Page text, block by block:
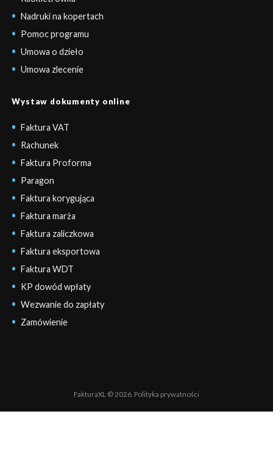
Nadruki na kopertach
Pomoc programu
Umowa o dzieło
Umowa zlecenie
Wystaw dokumenty online
Faktura VAT
Rachunek
Faktura Proforma
Paragon
Faktura korygująca
Faktura marża
Faktura zaliczkowa
Faktura eksportowa
Faktura WDT
KP dowód wpłaty
Wezwanie do zapłaty
Zamówienie
FakturaXL © 2026. Polityka prywatności